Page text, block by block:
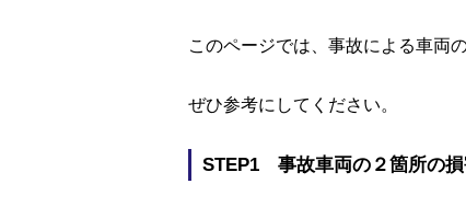
このページでは、事故による車両
ぜひ参考にしてください。
STEP1 事故車両の２箇所の